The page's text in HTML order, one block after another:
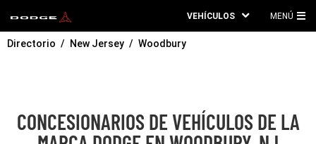
VEHÍCULOS MENÚ
Directorio New Jersey Woodbury
CONCESIONARIOS DE VEHÍCULOS DE LA